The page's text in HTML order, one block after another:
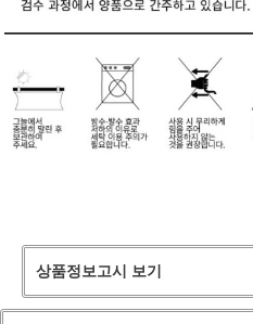
상품정보고시 보기